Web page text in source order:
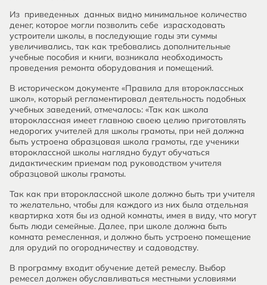
Из приведенных данных видно минимальное количество
денег, которое могли позволить себе израсходовать
устроители школы, в последующие годы эти суммы
увеличивались, так как требовались дополнительные
учебные пособия и книги, возникала необходимость
проведения ремонта оборудования и помещений.
В историческом документе «Правила для второклассных
школ», который регламентировал деятельность подобных
учебных заведений, отмечалось: «Так как школа
второклассная имеет главною своею целию приготовлять
недорогих учителей для школы грамоты, при ней должна
быть устроена образцовая школа грамоты, где ученики
второклассной школы наглядно будут обучаться
дидактическим приемам под руководством учителя
образцовой школы грамоты.
Так как при второклассной школе должно быть три учителя
то желательно, чтобы для каждого из них была отдельная
квартирка хотя бы из одной комнаты, имея в виду, что могут
быть люди семейные. Далее, при школе должна быть
комната ремесленная, и должно быть устроено помещение
для орудий по огородничеству и садоводству.
В программу входит обучение детей ремеслу. Выбор
ремесел должен обуславливаться местными условиями